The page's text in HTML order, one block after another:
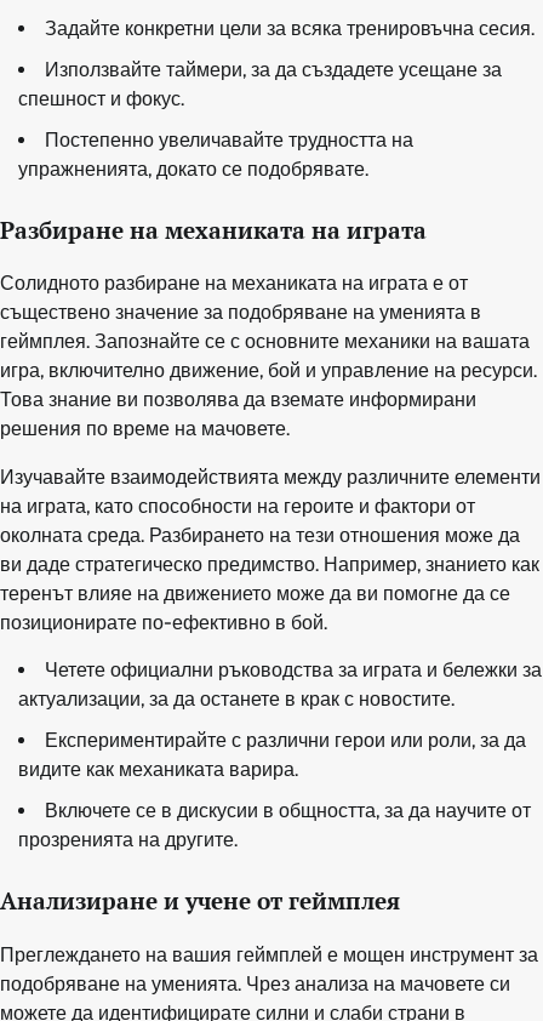
Задайте конкретни цели за всяка тренировъчна сесия.
Използвайте таймери, за да създадете усещане за
спешност и фокус.
Постепенно увеличавайте трудността на
упражненията, докато се подобрявате.
Разбиране на механиката на играта
Солидното разбиране на механиката на играта е от
съществено значение за подобряване на уменията в
геймплея. Запознайте се с основните механики на вашата
игра, включително движение, бой и управление на ресурси.
Това знание ви позволява да вземате информирани
решения по време на мачовете.
Изучавайте взаимодействията между различните елементи
на играта, като способности на героите и фактори от
околната среда. Разбирането на тези отношения може да
ви даде стратегическо предимство. Например, знанието как
теренът влияе на движението може да ви помогне да се
позиционирате по-ефективно в бой.
Четете официални ръководства за играта и бележки за
актуализации, за да останете в крак с новостите.
Експериментирайте с различни герои или роли, за да
видите как механиката варира.
Включете се в дискусии в общността, за да научите от
прозренията на другите.
Анализиране и учене от геймплея
Преглеждането на вашия геймплей е мощен инструмент за
подобряване на уменията. Чрез анализа на мачовете си
можете да идентифицирате силни и слаби страни в